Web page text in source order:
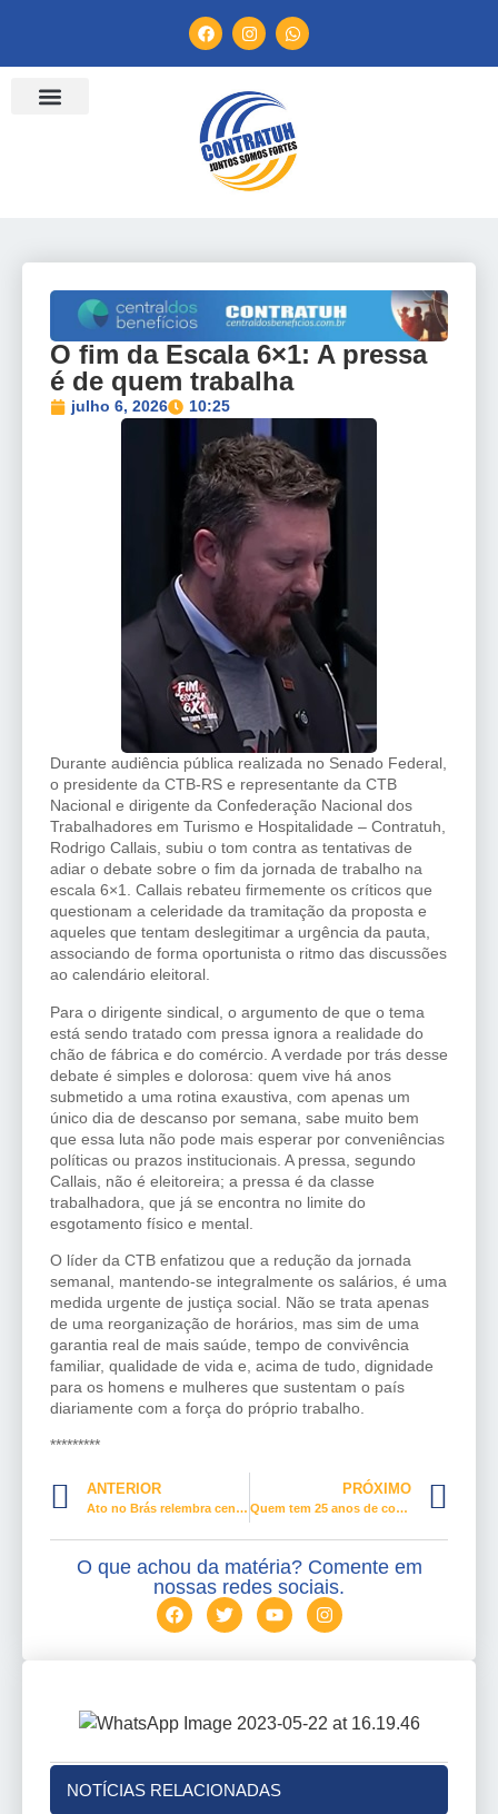
O fim da Escala 6×1: A pressa
é de quem trabalha
julho 6, 2026 10:25
Durante audiência pública realizada no Senado Federal,
o presidente da CTB-RS e representante da CTB
Nacional e dirigente da Confederação Nacional dos
Trabalhadores em Turismo e Hospitalidade – Contratuh,
Rodrigo Callais, subiu o tom contra as tentativas de
adiar o debate sobre o fim da jornada de trabalho na
escala 6×1. Callais rebateu firmemente os críticos que
questionam a celeridade da tramitação da proposta e
aqueles que tentam deslegitimar a urgência da pauta,
associando de forma oportunista o ritmo das discussões
ao calendário eleitoral.
Para o dirigente sindical, o argumento de que o tema
está sendo tratado com pressa ignora a realidade do
chão de fábrica e do comércio. A verdade por trás desse
debate é simples e dolorosa: quem vive há anos
submetido a uma rotina exaustiva, com apenas um
único dia de descanso por semana, sabe muito bem
que essa luta não pode mais esperar por conveniências
políticas ou prazos institucionais. A pressa, segundo
Callais, não é eleitoreira; a pressa é da classe
trabalhadora, que já se encontra no limite do
esgotamento físico e mental.
O líder da CTB enfatizou que a redução da jornada
semanal, mantendo-se integralmente os salários, é uma
medida urgente de justiça social. Não se trata apenas
de uma reorganização de horários, mas sim de uma
garantia real de mais saúde, tempo de convivência
familiar, qualidade de vida e, acima de tudo, dignidade
para os homens e mulheres que sustentam o país
diariamente com a força do próprio trabalho.
*********
ANTERIOR
Ato no Brás relembra centenário da 1ª greve geral de trabalhadores
PRÓXIMO
Quem tem 25 anos de contribuição e 55 anos de idade já pode se aposentar?
O que achou da matéria? Comente em
nossas redes sociais.
NOTÍCIAS RELACIONADAS